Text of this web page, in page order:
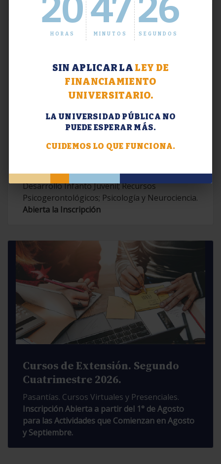
20
HORAS
47
MINUTOS
27
SEGUNDOS
SIN APLICAR LA LEY DE
FINANCIAMIENTO
UNIVERSITARIO.
LA UNIVERSIDAD PÚBLICA NO
PUEDE ESPERAR MÁS.
CUIDEMOS LO QUE FUNCIONA.
Extensión. Diplomaturas 2026.
Contemporáneas; Problemáticas en el
Desarrollo Infanto Juvenil; Recursos
Psicogerontológicos; Psicología y Neurociencia.
Abierta la Inscripción
Cursos de Extensión. Segundo
Cuatrimestre 2026.
Pasantías. Cursos Virtuales y Presenciales.
Inscripción Abierta a partir del 1° de Agosto
para las Actividades que Comienzan en Agosto
y Septiembre.